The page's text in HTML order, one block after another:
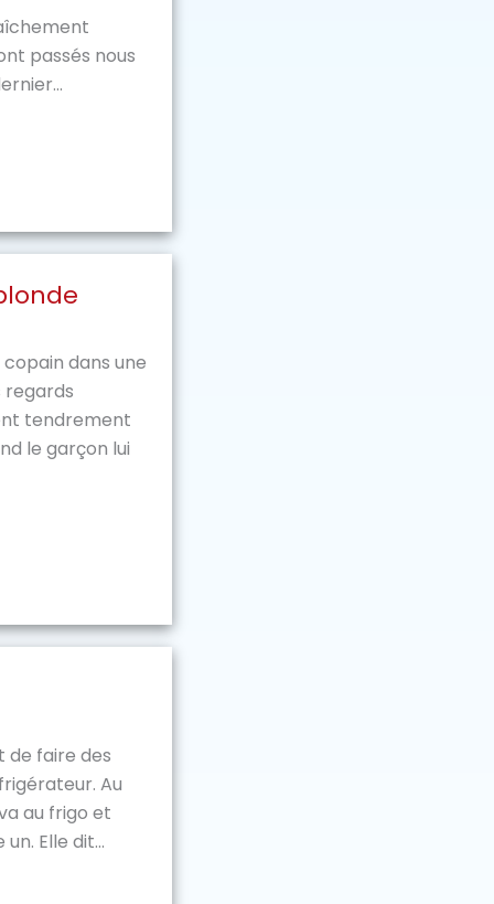
passés nous
dans une
regards
tendrement
le garçon lui
de faire des
Au
au frigo et
Elle dit...